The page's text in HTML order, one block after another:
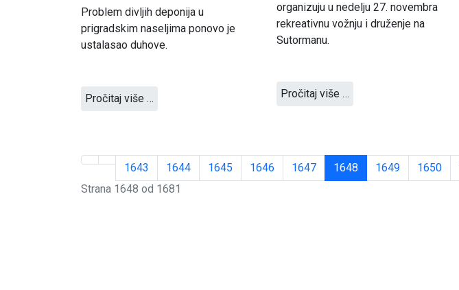
Problem divljih deponija u
prigradskim naseljima ponovo je
ustalasao duhove.
Pročitaj više …
organizuju u nedelju 27. novembra
rekreativnu vožnju i druženje na
Sutormanu.
Pročitaj više …
1643 1644 1645 1646 1647 1648 1649 1650
Strana 1648 od 1681